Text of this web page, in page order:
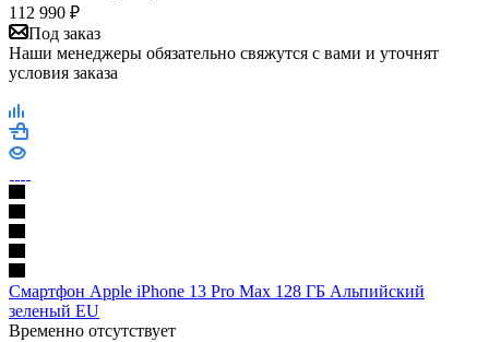
112 990 ₽
Под заказ
Наши менеджеры обязательно свяжутся с вами и уточнят
условия заказа
Смартфон Apple iPhone 13 Pro Max 128 ГБ Альпийский
зеленый EU
Временно отсутствует